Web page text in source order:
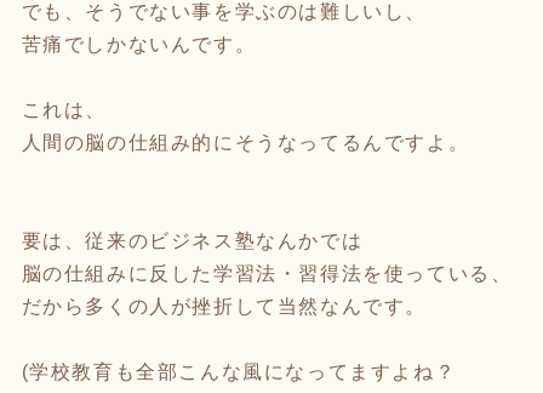
でも、そうでない事を学ぶのは難しいし、
苦痛でしかないんです。
これは、
人間の脳の仕組み的にそうなってるんですよ。
要は、従来のビジネス塾なんかでは
脳の仕組みに反した学習法・習得法を使っている、
だから多くの人が挫折して当然なんです。
(学校教育も全部こんな風になってますよね？